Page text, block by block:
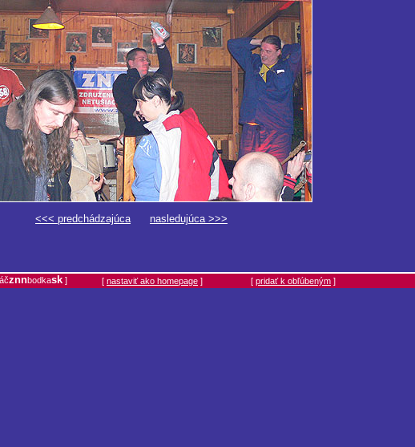
<<< predchádzajúca nasledujúca >>>
znnbodkask ] [ nastaviť ako homepage ] [ pridať k obľúbeným ]